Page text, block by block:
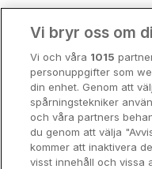
Om
Vi bryr oss om
Vi och våra 1015
personuppgifter som
din enhet. Genom att
spårningstekniker
och våra partners
du genom att välja
kommer att inaktivera
visst innehåll och vissa